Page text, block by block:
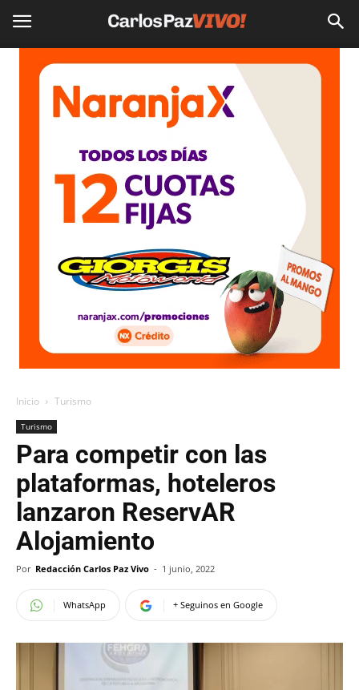
Inicio Turismo
Turismo
Para competir con las
plataformas, hoteleros
lanzaron ReservAR
Alojamiento
Por Redacción Carlos Paz Vivo - 1 junio, 2022
WhatsApp + Seguinos en Google